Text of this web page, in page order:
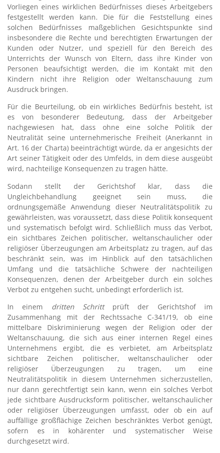
Vorliegen eines wirklichen Bedürfnisses dieses Arbeitgebers
festgestellt werden kann. Die für die Feststellung eines
solchen Bedürfnisses maßgeblichen Gesichtspunkte sind
insbesondere die Rechte und berechtigten Erwartungen der
Kunden oder Nutzer, und speziell für den Bereich des
Unterrichts der Wunsch von Eltern, dass ihre Kinder von
Personen beaufsichtigt werden, die im Kontakt mit den
Kindern nicht ihre Religion oder Weltanschauung zum
Ausdruck bringen.
Für die Beurteilung, ob ein wirkliches Bedürfnis besteht, ist
es von besonderer Bedeutung, dass der Arbeitgeber
nachgewiesen hat, dass ohne eine solche Politik der
Neutralität seine unternehmerische Freiheit (Anerkannt in
Art. 16 der Charta) beeinträchtigt würde, da er angesichts der
Art seiner Tätigkeit oder des Umfelds, in dem diese ausgeübt
wird, nachteilige Konsequenzen zu tragen hätte.
Sodann stellt der Gerichtshof klar, dass die
Ungleichbehandlung geeignet sein muss, die
ordnungsgemäße Anwendung dieser Neutralitätspolitik zu
gewährleisten, was voraussetzt, dass diese Politik konsequent
und systematisch befolgt wird. Schließlich muss das Verbot,
ein sichtbares Zeichen politischer, weltanschaulicher oder
religiöser Überzeugungen am Arbeitsplatz zu tragen, auf das
beschränkt sein, was im Hinblick auf den tatsächlichen
Umfang und die tatsächliche Schwere der nachteiligen
Konsequenzen, denen der Arbeitgeber durch ein solches
Verbot zu entgehen sucht, unbedingt erforderlich ist.
In einem dritten Schrittprüft der Gerichtshof im
Zusammenhang mit der Rechtssache C-341/19, ob eine
mittelbare Diskriminierung wegen der Religion oder der
Weltanschauung, die sich aus einer internen Regel eines
Unternehmens ergibt, die es verbietet, am Arbeitsplatz
sichtbare Zeichen politischer, weltanschaulicher oder
religiöser Überzeugungen zu tragen, um eine
Neutralitätspolitik in diesem Unternehmen sicherzustellen,
nur dann gerechtfertigt sein kann, wenn ein solches Verbot
jede sichtbare Ausdrucksform politischer, weltanschaulicher
oder religiöser Überzeugungen umfasst, oder ob ein auf
auffällige großflächige Zeichen beschränktes Verbot genügt,
sofern es in kohärenter und systematischer Weise
durchgesetzt wird.